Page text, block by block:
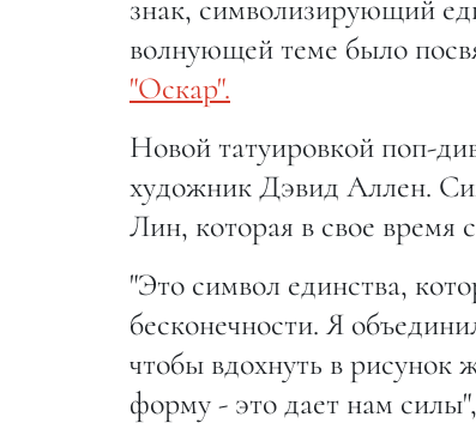
знак, символизирующий
волнующей теме было
"Оскар".
Новой татуировкой поп-
художник Дэвид Аллен.
Лин, которая в свое время
"Это символ единства,
бесконечности. Я
чтобы вдохнуть в рисунок
форму - это дает нам